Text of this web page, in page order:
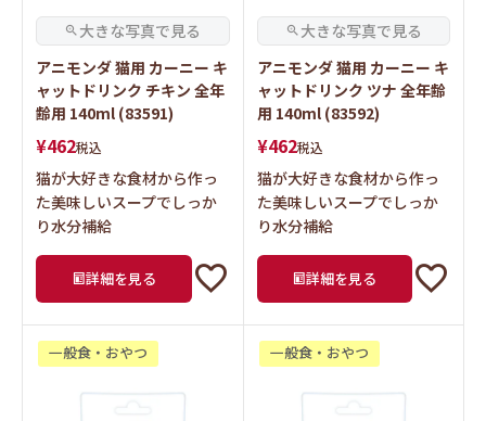
アニモンダ 猫用 カーニー キ
ャットドリンク チキン 全年
齢用 140ml (83591)
¥462税込
猫が大好きな食材から作っ
た美味しいスープでしっか
り水分補給
詳細を見る
アニモンダ 猫用 カーニー キ
ャットドリンク ツナ 全年齢
用 140ml (83592)
¥462税込
猫が大好きな食材から作っ
た美味しいスープでしっか
り水分補給
詳細を見る
一般食・おやつ 一般食・おやつ